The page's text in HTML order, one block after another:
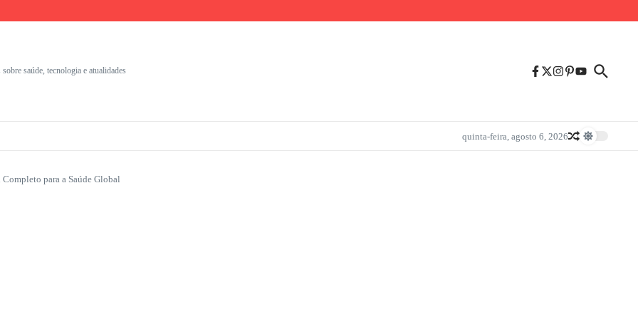
saúde, tecnologia e atualidades
quinta-feira, agosto 6, 2026
para a Saúde Global